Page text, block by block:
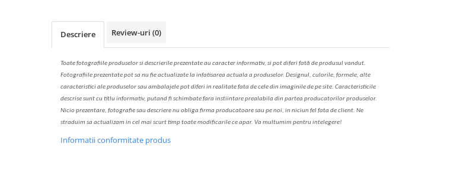
Descriere Review-uri (0)
Toate fotografiile produselorsidescrierileprezentate au caracter informativ, si pot diferi fată de produsul vandut.
Fotografiile prezentate pot sa nu fie actualizate la infatisarea actuala a produselor. Designul, culorile, formele, alte
caracteristici ale produselor sau ambalajele pot diferi in realitate fata de cele din imaginile de pe site. Caracteristicile
descrise sunt cu titlu informativ, putand fi schimbate fara instiintare prealabila din partea producatorilor produselor.
Nicio prezentare, fotografie sau descriere nu obliga firma producatoare sau pe noi, in niciun fel fata de client. Ne
straduim sa actualizam in cel mai scurt timp toate modificarile ce apar. Va multumim pentru intelegere!
Informatii conformitate produs